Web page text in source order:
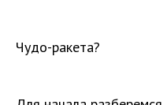
Чудо-ракета?